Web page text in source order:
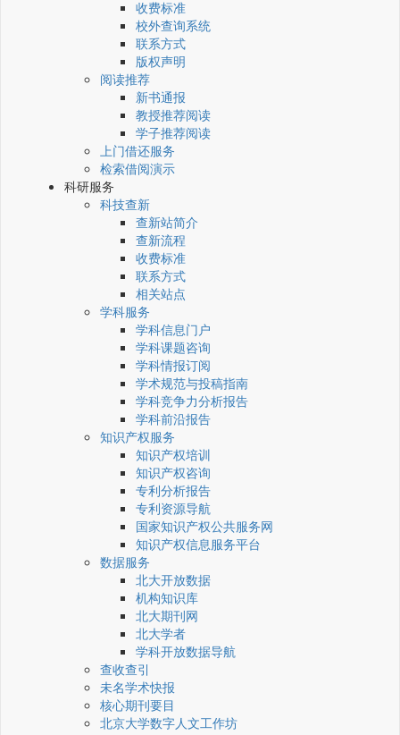
收费标准
校外查询系统
联系方式
版权声明
阅读推荐
新书通报
教授推荐阅读
学子推荐阅读
上门借还服务
检索借阅演示
科研服务
科技查新
查新站简介
查新流程
收费标准
联系方式
相关站点
学科服务
学科信息门户
学科课题咨询
学科情报订阅
学术规范与投稿指南
学科竞争力分析报告
学科前沿报告
知识产权服务
知识产权培训
知识产权咨询
专利分析报告
专利资源导航
国家知识产权公共服务网
知识产权信息服务平台
数据服务
北大开放数据
机构知识库
北大期刊网
北大学者
学科开放数据导航
查收查引
未名学术快报
核心期刊要目
北京大学数字人文工作坊